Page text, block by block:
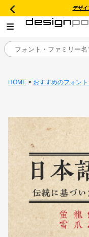
デザイ
目的別フォントガイド
おすすめ
年間ライセンス商品
キャンペーン一覧
新着一覧
HOME > おすすめのフォン